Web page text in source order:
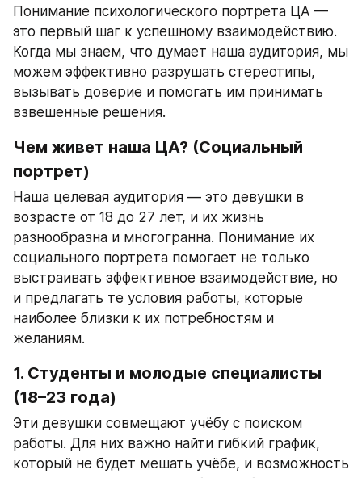
Понимание психологического портрета ЦА —
это первый шаг к успешному взаимодействию.
Когда мы знаем, что думает наша аудитория, мы
можем эффективно разрушать стереотипы,
вызывать доверие и помогать им принимать
взвешенные решения.
Чем живет наша ЦА? (Социальный
портрет)
Наша целевая аудитория — это девушки в
возрасте от 18 до 27 лет, и их жизнь
разнообразна и многогранна. Понимание их
социального портрета помогает не только
выстраивать эффективное взаимодействие, но
и предлагать те условия работы, которые
наиболее близки к их потребностям и
желаниям.
1. Студенты и молодые специалисты
(18–23 года)
Эти девушки совмещают учёбу с поиском
работы. Для них важно найти гибкий график,
который не будет мешать учёбе, и возможность